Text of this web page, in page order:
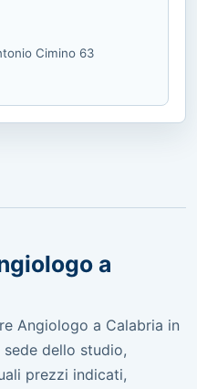
Cimino 63
a
Angiologo a Calabria in
dello studio,
prezzi indicati,